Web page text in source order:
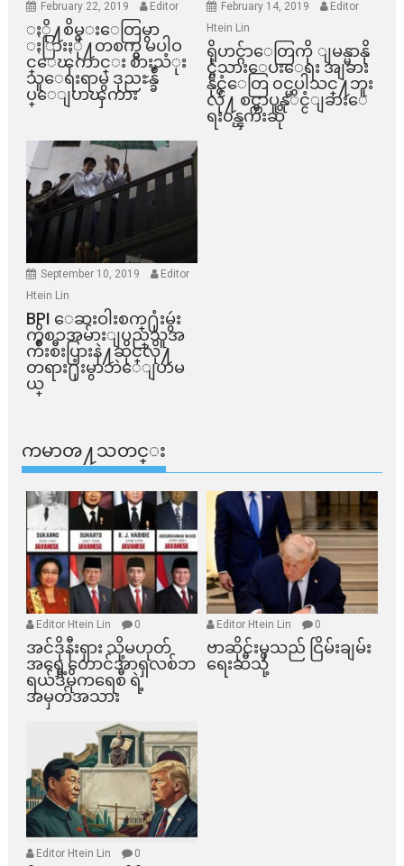
February 22, 2019 Editor
ႏို႔စိမ္းေတြမွာ
ႏြားႏို႔တစက္မွ မပါဝ
င္ေၾကာင္း စားသံုး
သူေရးရာမွ ဒုညႊန္ခ်ဳ
ပ္ေျပာၾကား
February 14, 2019
Editor
Htein Lin
ရိုဟင္ဂ်ာေတြကို ျမန္မာနို
င္ငံသားေပးေရး အျခား
နိုင္ငံေတြ ၀င္မပါသင္႔ဘူး
လို႔ စင္ကာပူနုိင္ငံျခားေ
ရး၀န္ၾကီးဆို
September 10, 2019
Editor
Htein Lin
BPI ​ေဆးဝါးစက္​႐ုံးမွဴး
ကိစၥအမ်ားျပည္​သူအ
က်ိဳးစီးပြားနဲ႔ဆိုင္​လို႔
တရား႐ုံးမွာဘဲေျပာမ
ယ္​
ကမာၻ႔သတင္း
Editor Htein Lin 0
အင်ဒိုနီးရှား သို့မဟုတ်
အရှေ့တောင်အာရှလစ်ဘ
ရယ်ဒီမိုကရေစီ ရဲ့
အမှတ်အသား
Editor Htein Lin 0
ဗာဆိုင်းမှသည် ငြိမ်းချမ်း
ရေးဆီသို့
Editor Htein Lin 0